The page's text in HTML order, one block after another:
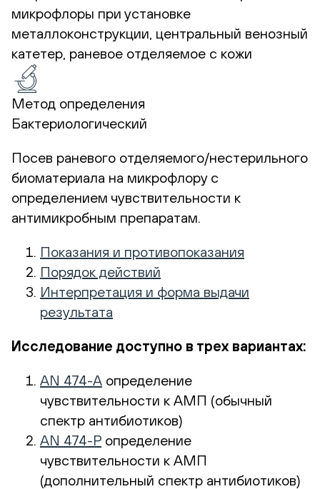
микрофлоры при установке
металлоконструкции, центральный венозный
катетер, раневое отделяемое с кожи
Метод определения
Бактериологический
Посев раневого отделяемого/нестерильного
биоматериала на микрофлору с
определением чувствительности к
антимикробным препаратам.
Показания и противопоказания
Порядок действий
Интерпретация и форма выдачи
результата
Исследование доступно в трех вариантах:
AN 474-A определение
чувствительности к АМП (обычный
спектр антибиотиков)
AN 474-Р определение
чувствительности к АМП
(дополнительный спектр антибиотиков)